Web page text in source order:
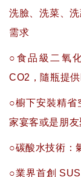
洗臉、洗菜、
需求
○食品級二氧
CO2，隨瓶提
○櫥下安裝精省
家宴客或是朋
○碳酸水技術：
○業界首創